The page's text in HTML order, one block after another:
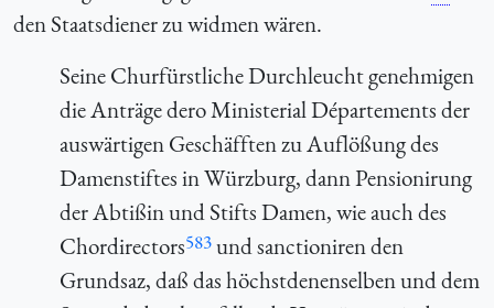
den Staatsdiener zu widmen wären.
Seine Churfürstliche Durchleucht genehmigen
die Anträge dero Ministerial Départements der
auswärtigen Geschäfften zu Auflößung des
Damenstiftes in Würzburg, dann Pensionirung
der Abtißin und Stifts Damen, wie auch des
Chordirectors583und sanctioniren den
Grundsaz, daß das höchstdenenselben und dem